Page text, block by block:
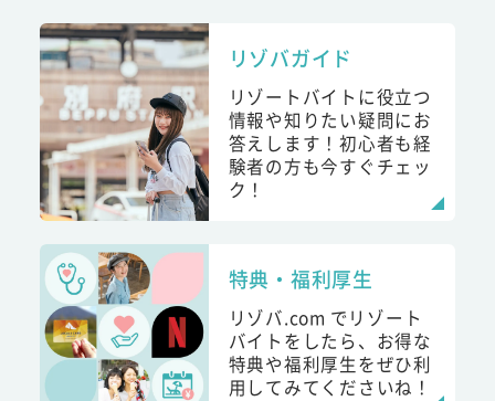
リゾバガイド
リゾートバイトに役立つ
情報や知りたい疑問にお
答えします！初心者も経
験者の方も今すぐチェッ
ク！
特典・福利厚生
リゾバ.com でリゾート
バイトをしたら、お得な
特典や福利厚生をぜひ利
用してみてくださいね！